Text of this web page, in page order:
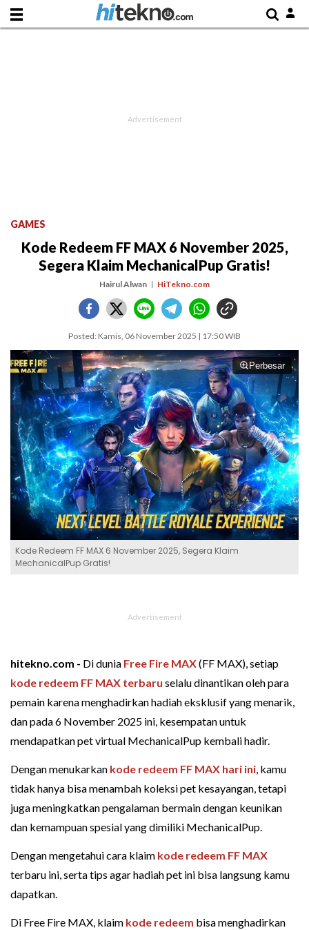
GAMES
Kode Redeem FF MAX 6 November 2025,
Segera Klaim MechanicalPup Gratis!
Hairul Alwan HiTekno.com
Posted: Kamis, 06 November 2025 | 17:50 WIB
Perbesar
Kode Redeem FF MAX 6 November 2025, Segera Klaim
MechanicalPup Gratis!
hitekno.com - Di dunia Free Fire MAX(FF MAX), setiap
kode redeem FF MAX terbaru selalu dinantikan oleh para
pemain karena menghadirkan hadiah eksklusif yang menarik,
dan pada 6 November 2025 ini, kesempatan untuk
mendapatkan pet virtual MechanicalPup kembali hadir.
Dengan menukarkan kode redeem FF MAX hari ini, kamu
tidak hanya bisa menambah koleksi pet kesayangan, tetapi
juga meningkatkan pengalaman bermain dengan keunikan
dan kemampuan spesial yang dimiliki MechanicalPup.
Dengan mengetahui cara klaim kode redeem FF MAX
terbaru ini, serta tips agar hadiah pet ini bisa langsung kamu
dapatkan.
Di Free Fire MAX, klaim kode redeem bisa menghadirkan